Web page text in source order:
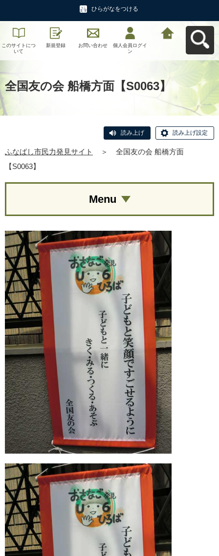
ひらがなをつける
このサイトにつ
いて
新規登録 お問い合わせ
個人会員ログイ
ン
全国友の会 船橋方面【S0063】
読み上げ 読み上げ設定
ふなばし市民力発見サイト ＞
全国友の会 船橋方面
【S0063】
Menu